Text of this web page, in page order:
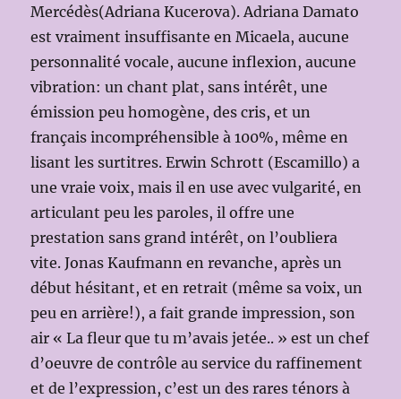
Mercédès(Adriana Kucerova). Adriana Damato
est vraiment insuffisante en Micaela, aucune
personnalité vocale, aucune inflexion, aucune
vibration: un chant plat, sans intérêt, une
émission peu homogène, des cris, et un
français incompréhensible à 100%, même en
lisant les surtitres. Erwin Schrott (Escamillo) a
une vraie voix, mais il en use avec vulgarité, en
articulant peu les paroles, il offre une
prestation sans grand intérêt, on l’oubliera
vite. Jonas Kaufmann en revanche, après un
début hésitant, et en retrait (même sa voix, un
peu en arrière!), a fait grande impression, son
air « La fleur que tu m’avais jetée.. » est un chef
d’oeuvre de contrôle au service du raffinement
et de l’expression, c’est un des rares ténors à